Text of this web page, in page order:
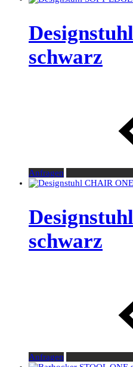
schwarz
Anfragen
schwarz
Anfragen